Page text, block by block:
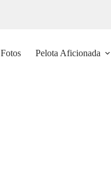
Fotos Pelota Aficionada